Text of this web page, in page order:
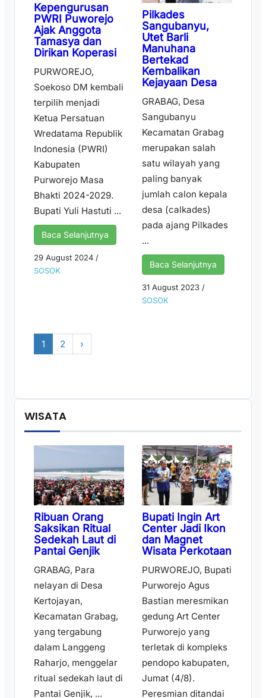
Kepengurusan
PWRI Puworejo
Ajak Anggota
Tamasya dan
Dirikan Koperasi
PURWOREJO,
Soekoso DM kembali
terpilih menjadi
Ketua Persatuan
Wredatama Republik
Indonesia (PWRI)
Kabupaten
Purworejo Masa
Bhakti 2024-2029.
Bupati Yuli Hastuti ...
Baca Selanjutnya
29 August 2024 /
SOSOK
Pilkades
Sangubanyu,
Utet Barli
Manuhana
Bertekad
Kembalikan
Kejayaan Desa
GRABAG, Desa
Sangubanyu
Kecamatan Grabag
merupakan salah
satu wilayah yang
paling banyak
jumlah calon kepala
desa (calkades)
pada ajang Pilkades
...
Baca Selanjutnya
31 August 2023 /
SOSOK
1 2 ›
WISATA
Ribuan Orang
Saksikan Ritual
Sedekah Laut di
Pantai Genjik
GRABAG, Para
nelayan di Desa
Kertojayan,
Kecamatan Grabag,
yang tergabung
dalam Langgeng
Raharjo, menggelar
ritual sedekah laut di
Pantai Genjik, ...
Bupati Ingin Art
Center Jadi Ikon
dan Magnet
Wisata Perkotaan
PURWOREJO, Bupati
Purworejo Agus
Bastian meresmikan
gedung Art Center
Purworejo yang
terletak di kompleks
pendopo kabupaten,
Jumat (4/8).
Peresmian ditandai